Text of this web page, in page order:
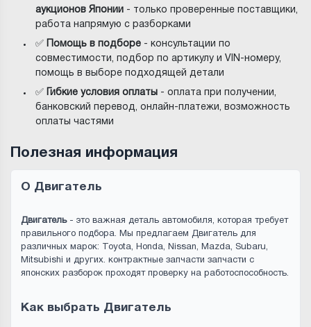
аукционов Японии - только проверенные поставщики,
работа напрямую с разборками
✅ Помощь в подборе - консультации по
совместимости, подбор по артикулу и VIN-номеру,
помощь в выборе подходящей детали
✅ Гибкие условия оплаты - оплата при получении,
банковский перевод, онлайн-платежи, возможность
оплаты частями
Полезная информация
О Двигатель
Двигатель- это важная деталь автомобиля, которая требует
правильного подбора. Мы предлагаем Двигатель для
различных марок: Toyota, Honda, Nissan, Mazda, Subaru,
Mitsubishi и других. контрактные запчасти запчасти с
японских разборок проходят проверку на работоспособность.
Как выбрать Двигатель